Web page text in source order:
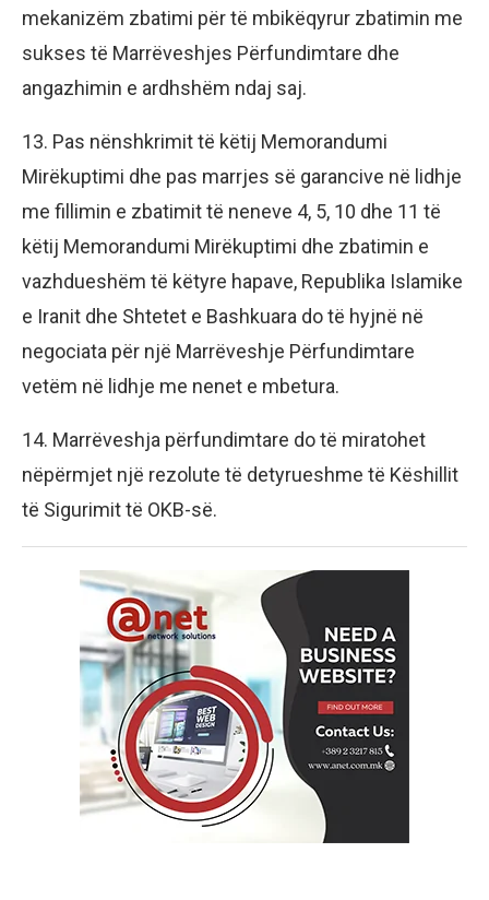
mekanizëm zbatimi për të mbikëqyrur zbatimin me
sukses të Marrëveshjes Përfundimtare dhe
angazhimin e ardhshëm ndaj saj.
13. Pas nënshkrimit të këtij Memorandumi
Mirëkuptimi dhe pas marrjes së garancive në lidhje
me fillimin e zbatimit të neneve 4, 5, 10 dhe 11 të
këtij Memorandumi Mirëkuptimi dhe zbatimin e
vazhdueshëm të këtyre hapave, Republika Islamike
e Iranit dhe Shtetet e Bashkuara do të hyjnë në
negociata për një Marrëveshje Përfundimtare
vetëm në lidhje me nenet e mbetura.
14. Marrëveshja përfundimtare do të miratohet
nëpërmjet një rezolute të detyrueshme të Këshillit
të Sigurimit të OKB-së.